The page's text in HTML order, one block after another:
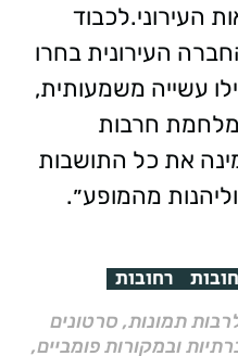
העירוני.לכבוד
העירונית בחרו
עשייה משמעותית,
מלחמת חרבות
את כל התושבות
מהמופע״.
רחובות
תמונות, סרטונים
ובמקורות פומביים,